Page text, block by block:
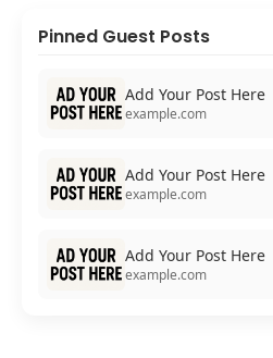
Pinned Guest Posts
Add Your Post Here
example.com
Add Your Post Here
example.com
Add Your Post Here
example.com